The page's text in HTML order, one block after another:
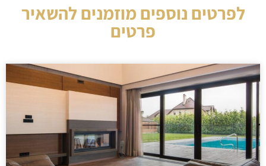
לפרטים נוספים מוזמנים להשאיר
פרטים